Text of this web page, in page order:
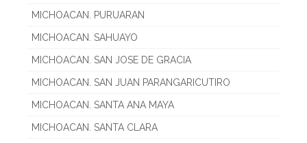
MICHOACAN. PURUARAN
MICHOACAN. SAHUAYO
MICHOACAN. SAN JOSE DE GRACIA
MICHOACAN. SAN JUAN PARANGARICUTIRO
MICHOACAN. SANTA ANA MAYA
MICHOACAN. SANTA CLARA